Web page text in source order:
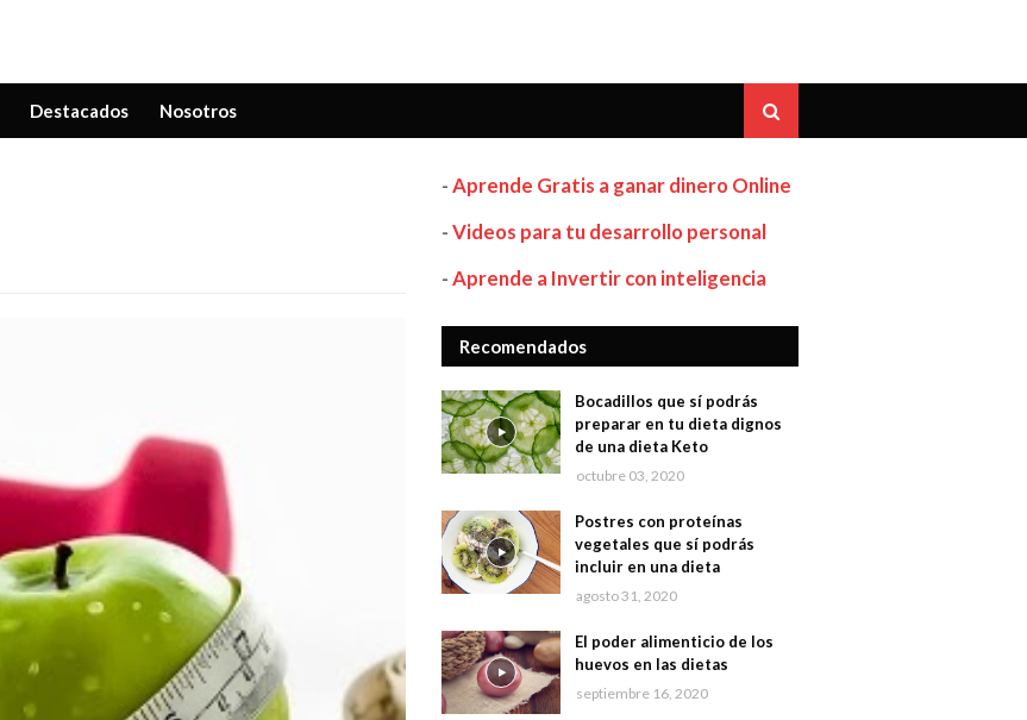
Destacados Nosotros
-Aprende Gratis a ganar dinero Online
-Videos para tu desarrollo personal
-Aprende a Invertir con inteligencia
Recomendados
Bocadillos que sí podrás
preparar en tu dieta dignos
de una dieta Keto
octubre 03, 2020
Postres con proteínas
vegetales que sí podrás
incluir en una dieta
agosto 31, 2020
El poder alimenticio de los
huevos en las dietas
septiembre 16, 2020